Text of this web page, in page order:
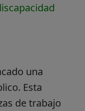
una
Esta
de trabajo